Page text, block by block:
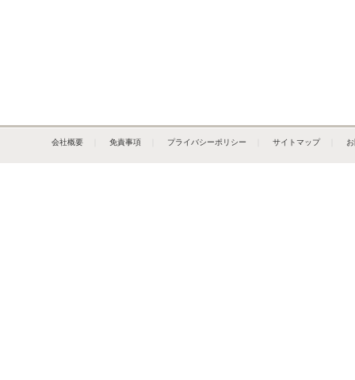
会社概要 免責事項 プライバシーポリシー サイトマップ｜